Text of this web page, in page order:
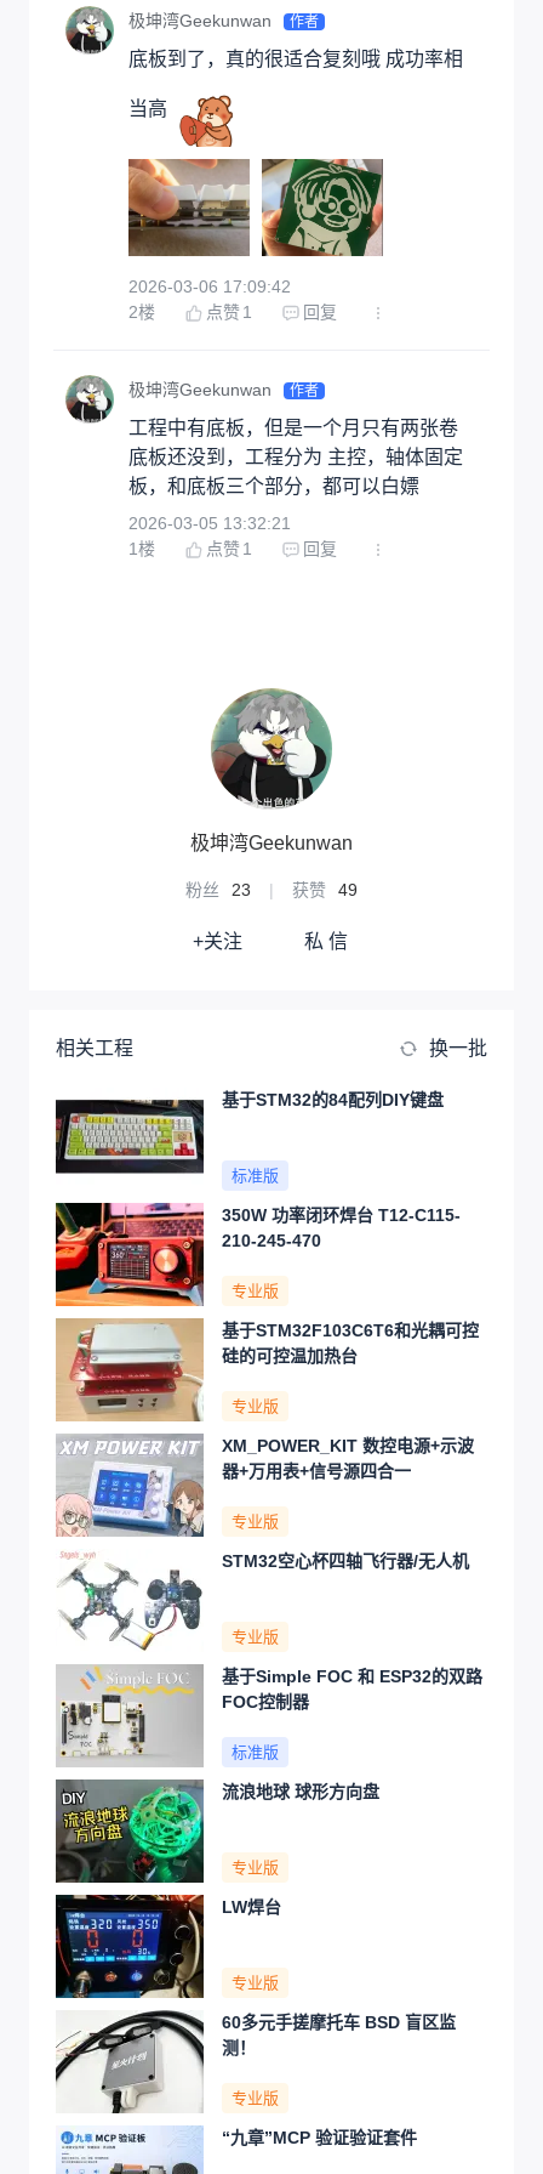
极坤湾Geekunwan 作者
底板到了，真的很适合复刻哦 成功率相
当高
2026-03-06 17:09:42
2楼 点赞 1 回复
极坤湾Geekunwan 作者
工程中有底板，但是一个月只有两张卷
底板还没到，工程分为 主控，轴体固定
板，和底板三个部分，都可以白嫖
2026-03-05 13:32:21
1楼 点赞 1 回复
极坤湾Geekunwan
粉丝 23 | 获赞 49
+关注 私 信
相关工程 换一批
基于STM32的84配列DIY键盘
标准版
350W 功率闭环焊台 T12-C115-
210-245-470
专业版
基于STM32F103C6T6和光耦可控
硅的可控温加热台
专业版
XM_POWER_KIT 数控电源+示波
器+万用表+信号源四合一
专业版
STM32空心杯四轴飞行器/无人机
专业版
基于Simple FOC 和 ESP32的双路
FOC控制器
标准版
流浪地球 球形方向盘
专业版
LW焊台
专业版
60多元手搓摩托车 BSD 盲区监
测！
专业版
“九章”MCP 验证验证套件